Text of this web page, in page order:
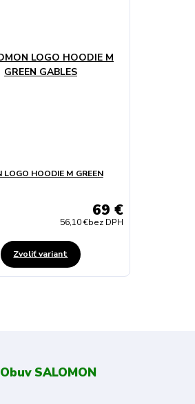
LOGO HOODIE M GREEN
69 €
56,10 €bez DPH
Zvoliť variant
SALOMON